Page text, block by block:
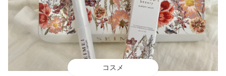
コスメ